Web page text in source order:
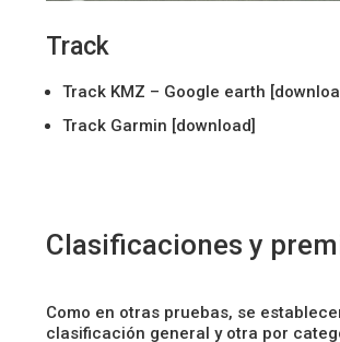
Track
Track KMZ – Google earth
Track Garmin [download]
Clasificaciones y
Como en otras pruebas, se
clasificación general y otra por